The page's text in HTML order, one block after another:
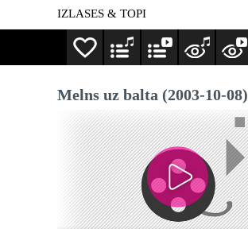
IZLASES & TOPI
Melns uz balta (2003-10-08)